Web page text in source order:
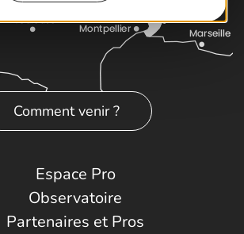
Comment venir ?
Espace Pro
Observatoire
Partenaires et Pros